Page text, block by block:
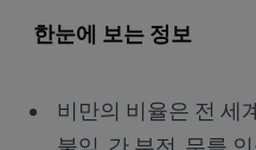
한눈에 보는 정보
비만의 비율은 전 세